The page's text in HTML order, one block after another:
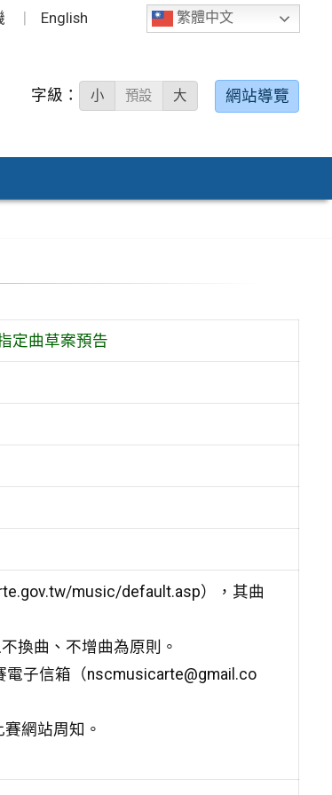
繁體中文
English
字級： 小 預設 大 網站導覽
定曲草案預告
music/default.asp），其曲
換曲、不增曲為原則。
子信箱（nscmusicarte@gmail.co
網站周知。